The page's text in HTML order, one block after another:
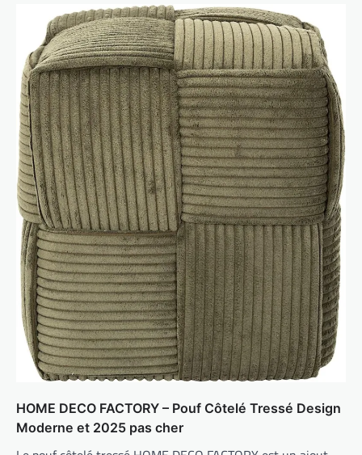
HOME DECO FACTORY – Pouf Côtelé Tressé Design
Moderne et 2025 pas cher